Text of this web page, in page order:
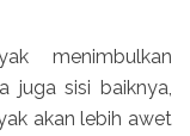
menimbulkan
juga sisi baiknya,
akan lebih awet